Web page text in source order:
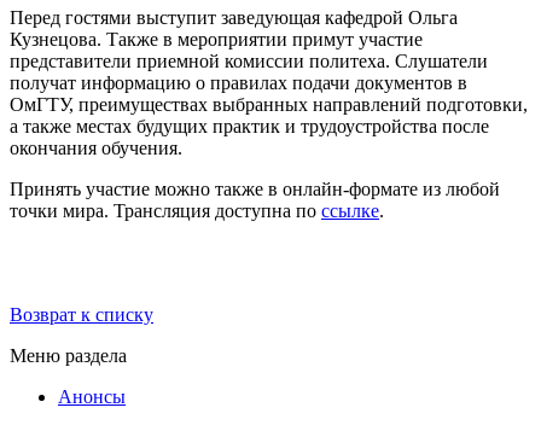
Перед гостями выступит заведующая кафедрой Ольга
Кузнецова. Также в мероприятии примут участие
представители приемной комиссии политеха. Слушатели
получат информацию о правилах подачи документов в
ОмГТУ, преимуществах выбранных направлений подготовки,
а также местах будущих практик и трудоустройства после
окончания обучения.
Принять участие можно также в онлайн-формате из любой
точки мира. Трансляция доступна по ссылке.
Возврат к списку
Меню раздела
Анонсы